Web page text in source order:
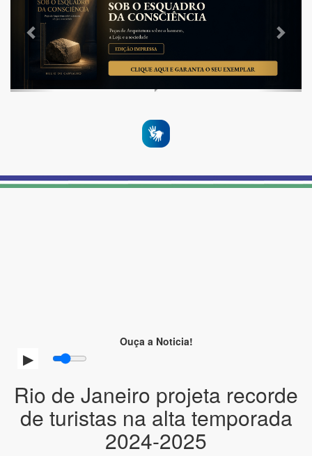
Ouça a Noticia!
Rio de Janeiro projeta recorde
de turistas na alta temporada
2024-2025